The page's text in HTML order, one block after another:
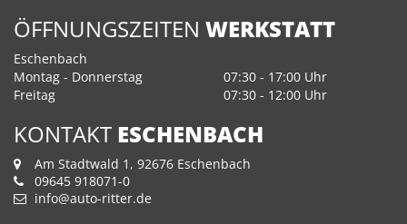
ÖFFNUNGSZEITEN WERKSTATT
Eschenbach
Montag - Donnerstag
07:30 - 17:00 Uhr
Freitag
07:30 - 12:00 Uhr
KONTAKT ESCHENBACH
Am Stadtwald 1, 92676 Eschenbach
09645 918071-0
info@auto-ritter.de